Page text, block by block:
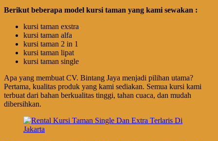
Berikut beberapa model kursi taman yang kami sewakan :
kursi taman exstra
kursi taman alfa
kursi taman 2 in 1
kursi taman lipat
kursi taman single
Apa yang membuat CV. Bintang Jaya menjadi pilihan utama?
Pertama, kualitas produk yang kami sediakan. Semua kursi kami
terbuat dari bahan berkualitas tinggi, tahan cuaca, dan mudah
dibersihkan.